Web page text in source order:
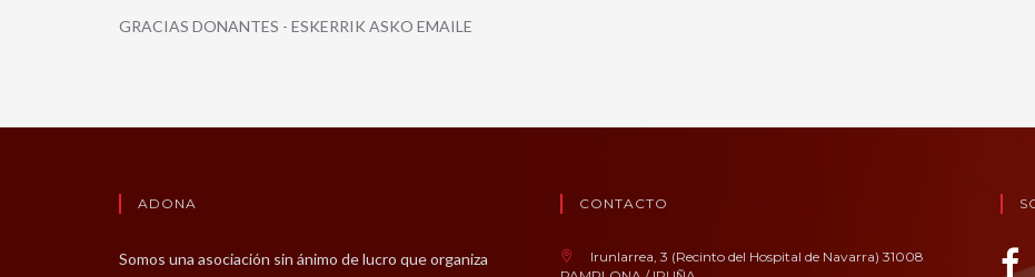
GRACIAS DONANTES - ESKERRIK ASKO EMAILE
ADONA
Somos una asociación sin ánimo de lucro que organiza
CONTACTO
Irunlarrea, 3 (Recinto del Hospital de Navarra) 31008